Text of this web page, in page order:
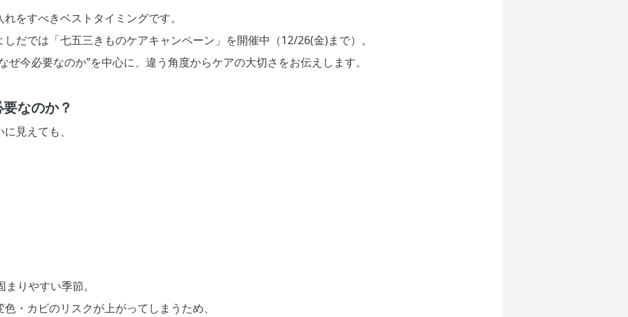
をすべきベストタイミングです。
だでは「七五三きものケアキャンペーン」を開催中（12/26(金)まで）。
ぜ今必要なのか”を中心に、違う角度からケアの大切さをお伝えします。
なのか？
見えても、
りやすい季節。
・カビのリスクが上がってしまうため、